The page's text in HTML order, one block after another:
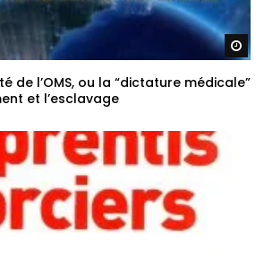
de l’OMS, ou la “dictature médicale”
et l’esclavage